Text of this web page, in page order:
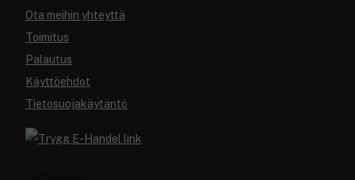
Ota meihin yhteyttä
Toimitus
Palautus
Käyttöehdot
Tietosuojakäytäntö